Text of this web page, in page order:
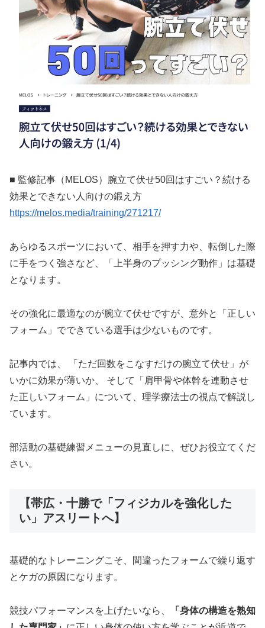
■ 監修記事（MELOS）腕立て伏せ50回はすごい？続ける
効果とできない人向けの鍛え方
https://melos.media/training/271217/
あらゆるスポーツにおいて、相手を押す力や、転倒した際
に手をつく強さなど、「上半身のプッシング動作」は基礎
となります。
その強化に最適なのが腕立て伏せですが、意外と「正しい
フォーム」でできている選手は少ないものです。
記事内では、 「ただ回数をこなすだけの腕立て伏せ」が
いかに効果が薄いか、 そして「肩甲骨や体幹を連動させ
た正しいフォーム」について、理学療法士の視点で解説し
ています。
部活動の基礎練習メニューの見直しに、ぜひお役立てくだ
さい。
【帯広・十勝で「フィジカルを強化した
い」アスリートへ】
基礎的なトレーニングこそ、間違ったフォームで繰り返す
とケガの原因になります。
競技パフォーマンスを上げたいなら、
「身体の構造を熟知